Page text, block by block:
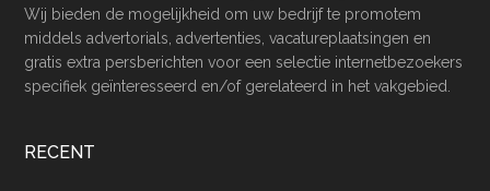
Wij bieden de mogelijkheid om uw bedrijf te promotem
middels advertorials, advertenties, vacatureplaatsingen en
gratis extra persberichten voor een selectie internetbezoekers
specifiek geïnteresseerd en/of gerelateerd in het vakgebied.
RECENT